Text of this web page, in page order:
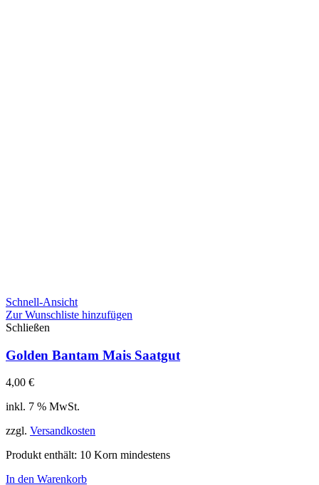
Schnell-Ansicht
Zur Wunschliste hinzufügen
Schließen
Golden Bantam Mais Saatgut
4,00 €
inkl. 7 % MwSt.
zzgl. Versandkosten
Produkt enthält: 10 Korn mindestens
In den Warenkorb